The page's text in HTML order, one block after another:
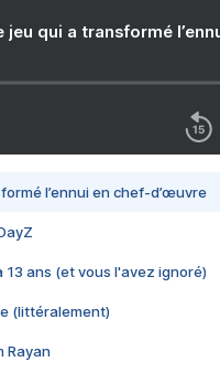
jeu qui a transformé
l’ennui en chef-d’œuvre
13 ans (et vous l'avez ignoré)
(littéralement)
Rayan